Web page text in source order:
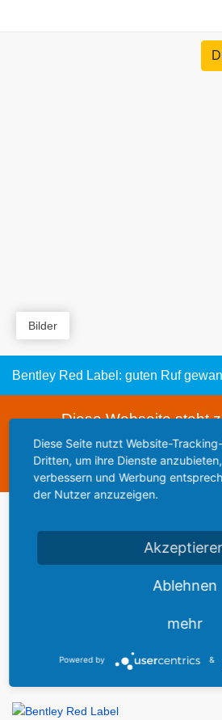
Bilder
Diese Webseite steht
This website is
Statistics
TechnikmuseumSinsheim und
Diese Seite nutzt Website-
Dritten, um ihre Dienste
verbessern und Werbung
der Nutzer anzuzeigen.
Ablehnen
mehr
Powered by &